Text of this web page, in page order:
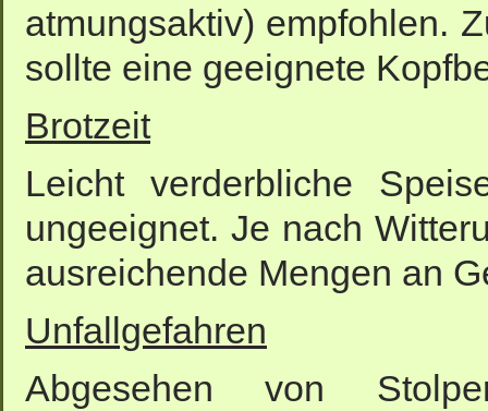
atmungsaktiv) empfohlen.
sollte eine geeignete
Brotzeit
Leicht verderbliche
ungeeignet. Je nach
ausreichende Mengen an
Unfallgefahren
Abgesehen von